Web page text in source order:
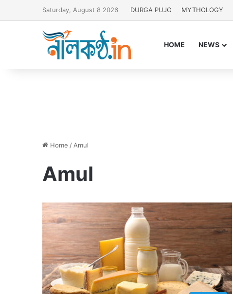
Saturday, August 8 2026 DURGA PUJO MYTHOLOGY
HOME NEWS
Home / Amul
Amul